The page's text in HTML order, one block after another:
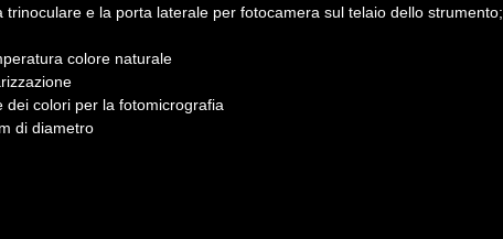
e la porta laterale per fotocamera sul telaio dello strumento;
colore naturale
dei colori per la fotomicrografia
di diametro